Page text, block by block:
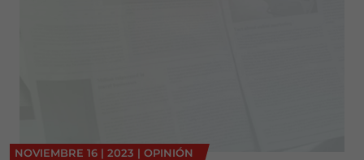
NOVIEMBRE 16 | 2023 | OPINIÓN